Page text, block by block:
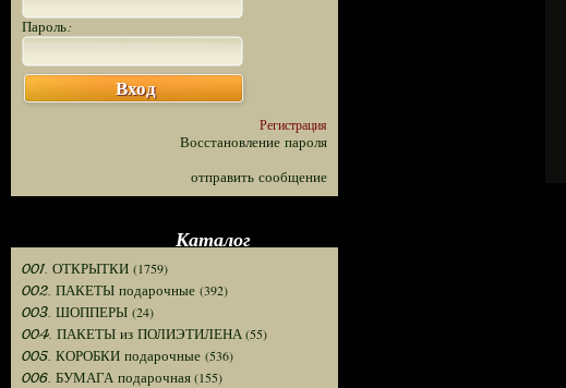
Пароль:
Вход
Регистрация
Восстановление пароля
отправить сообщение
Каталог
001. ОТКРЫТКИ (1759)
002. ПАКЕТЫ подарочные (392)
003. ШОППЕРЫ (24)
004. ПАКЕТЫ из ПОЛИЭТИЛЕНА(55)
005. КОРОБКИ подарочные (536)
006. БУМАГА подарочная(155)